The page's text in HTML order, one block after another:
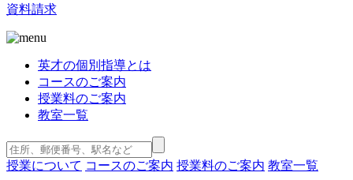
資料請求
英才の個別指導とは
コースのご案内
授業料のご案内
教室一覧
授業について コースのご案内 授業料のご案内 教室一覧